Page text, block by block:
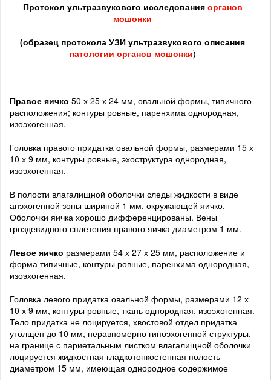
Протокол ультразвукового исследования органов
мошонки
(образец протокола УЗИ ультразвукового описания
патологии органов мошонки)
Правое яичко 50 х 25 х 24 мм, овальной формы, типичного
расположения; контуры ровные, паренхима однородная,
изоэхогенная.
Головка правого придатка овальной формы, размерами 15 х
10 х 9 мм, контуры ровные, эхоструктура однородная,
изоэхогенная.
В полости влагалищной оболочки следы жидкости в виде
анэхогенной зоны шириной 1 мм, окружающей яичко.
Оболочки яичка хорошо дифференцированы. Вены
гроздевидного сплетения правого яичка диаметром 1 мм.
Левое яичко размерами 54 х 27 х 25 мм, расположение и
форма типичные, контуры ровные, паренхима однородная,
изоэхогенная.
Головка левого придатка овальной формы, размерами 12 х
10 х 9 мм, контуры ровные, ткань однородная, изоэхогенная.
Тело придатка не лоцируется, хвостовой отдел придатка
утолщен до 10 мм, неравномерно гипоэхогенной структуры,
на границе с париетальным листком влагалищной оболочки
лоцируется жидкостная гладкотонкостенная полость
диаметром 15 мм, имеющая однородное содержимое